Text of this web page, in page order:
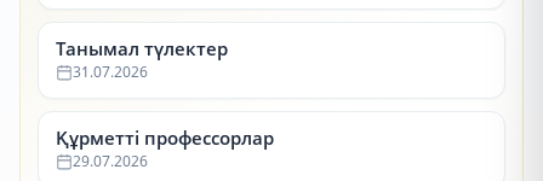
Танымал түлектер
31.07.2026
Құрметті профессорлар
29.07.2026